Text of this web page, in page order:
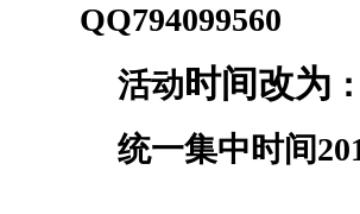
QQ794099560
活动时间改为
统一集中时间